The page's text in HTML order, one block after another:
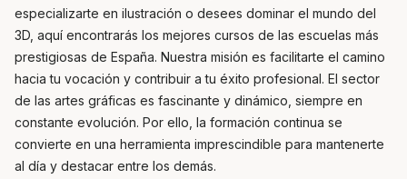
especializarte en ilustración o desees dominar el mundo del
3D, aquí encontrarás los mejores cursos de las escuelas más
prestigiosas de España. Nuestra misión es facilitarte el camino
hacia tu vocación y contribuir a tu éxito profesional. El sector
de las artes gráficas es fascinante y dinámico, siempre en
constante evolución. Por ello, la formación continua se
convierte en una herramienta imprescindible para mantenerte
al día y destacar entre los demás.